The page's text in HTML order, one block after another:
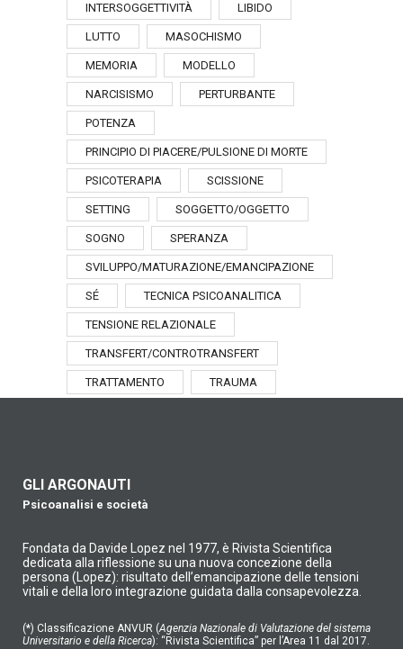
INTERSOGGETTIVITÀ LIBIDO
LUTTO MASOCHISMO
MEMORIA MODELLO
NARCISISMO PERTURBANTE
POTENZA
PRINCIPIO DI PIACERE/PULSIONE DI MORTE
PSICOTERAPIA SCISSIONE
SETTING SOGGETTO/OGGETTO
SOGNO SPERANZA
SVILUPPO/MATURAZIONE/EMANCIPAZIONE
SÉ TECNICA PSICOANALITICA
TENSIONE RELAZIONALE
TRANSFERT/CONTROTRANSFERT
TRATTAMENTO TRAUMA
GLI ARGONAUTI
Psicoanalisi e società
Fondata da Davide Lopez nel 1977, è Rivista Scientifica
dedicata alla riflessione su una nuova concezione della
persona (Lopez): risultato dell’emancipazione delle tensioni
vitali e della loro integrazione guidata dalla consapevolezza.
(*) Classificazione ANVUR (Agenzia Nazionale di Valutazione del sistema
Universitario e della Ricerca): “Rivista Scientifica” per l’Area 11 dal 2017.